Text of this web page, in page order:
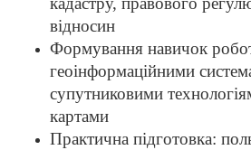
відносин
Формування навичок
геоінформаційними
супутниковими
картами
Практична підготовка: